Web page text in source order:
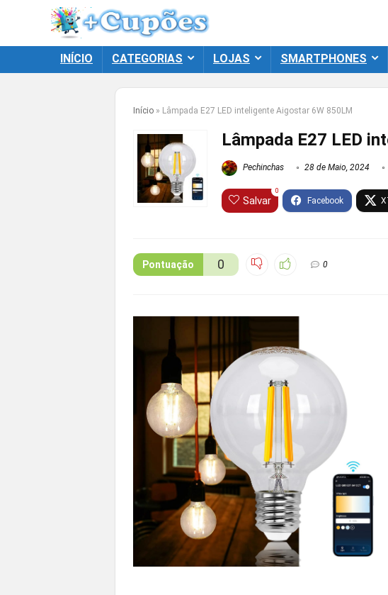
INÍCIO CATEGORIAS LOJAS SMARTPHONES
Início » Lâmpada E27 LED inteligente Aigostar 6W 850LM
Lâmpada E27 LED
Pechinchas 28 de Maio, 2024
Salvar
0
Pontuação 0 0